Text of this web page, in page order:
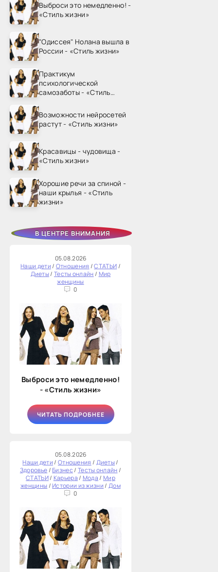
Выброси это немедленно! -
«Стиль жизни»
"Одиссея" Нолана вышла в
России - «Стиль жизни»
Практикум
психологической
самозаботы - «Стиль
Возможности нейросетей
растут - «Стиль жизни»
Красавицы - чудовища -
«Стиль жизни»
Хорошие речи за спиной -
наши крылья - «Стиль
жизни»
В ЦЕНТРЕ ВНИМАНИЯ
05.08.2026
Наши дети/ Отношения /СТАТЬИ/
Диеты/ Тесты онлайн/ Мир
женщины
0
Выброси это немедленно!
- «Стиль жизни»
ЧИТАТЬ ПОДРОБНЕЕ
05.08.2026
Наши дети/ Отношения / Диеты/
Здоровье/Бизнес/ Тесты онлайн/
СТАТЬИ/ Карьера/ Мода/ Мир
женщины/ Истории из жизни/ Дом
0